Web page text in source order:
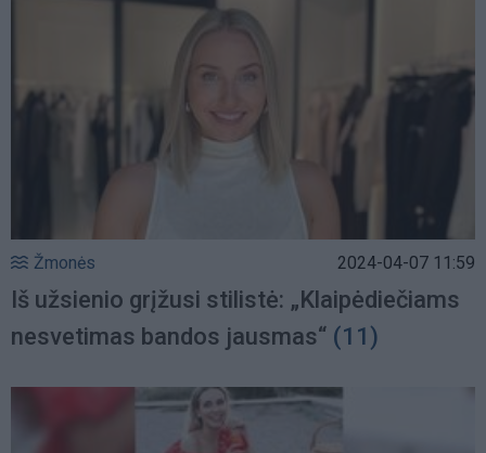
Žmonės 2024-04-07 11:59
Iš užsienio grįžusi stilistė: „Klaipėdiečiams
nesvetimas bandos jausmas“ (11)